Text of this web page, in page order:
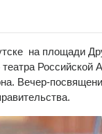
на площади
Вечер-